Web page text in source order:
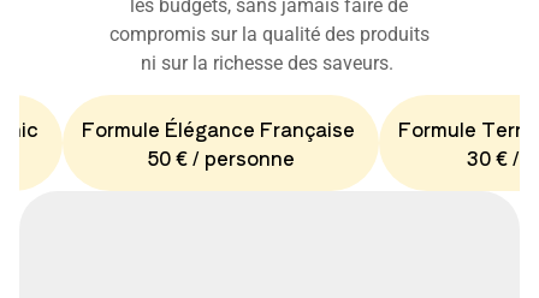
les budgets, sans jamais faire de
compromis sur la qualité des produits
ni sur la richesse des saveurs.
Formule Élégance Française
50 € / personne
Formule
30 € /